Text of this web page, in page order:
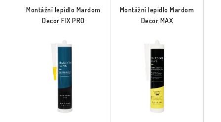
Montážní lepidlo Mardom
Decor FIX PRO
Montážní lepidlo Mardom
Decor MAX